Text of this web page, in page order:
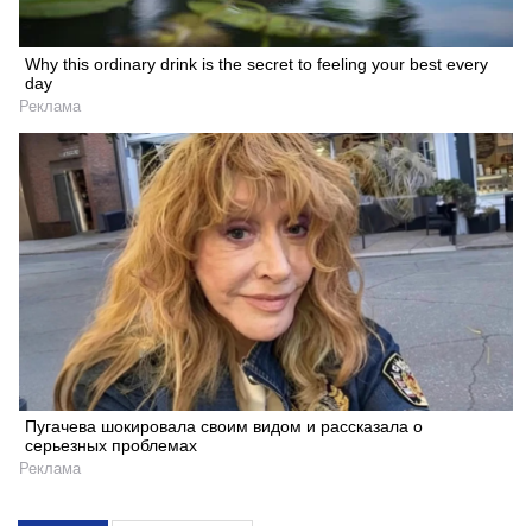
Why this ordinary drink is the secret to feeling your best every
day
Реклама
Пугачева шокировала своим видом и рассказала о
серьезных проблемах
Реклама